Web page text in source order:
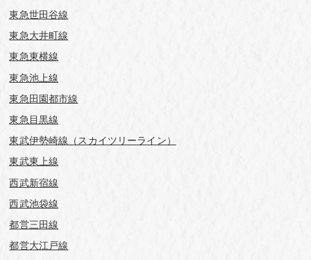
東急世田谷線
東急大井町線
東急東横線
東急池上線
東急田園都市線
東急目黒線
東武伊勢崎線（スカイツリーライン）
東武東上線
西武新宿線
西武池袋線
都営三田線
都営大江戸線